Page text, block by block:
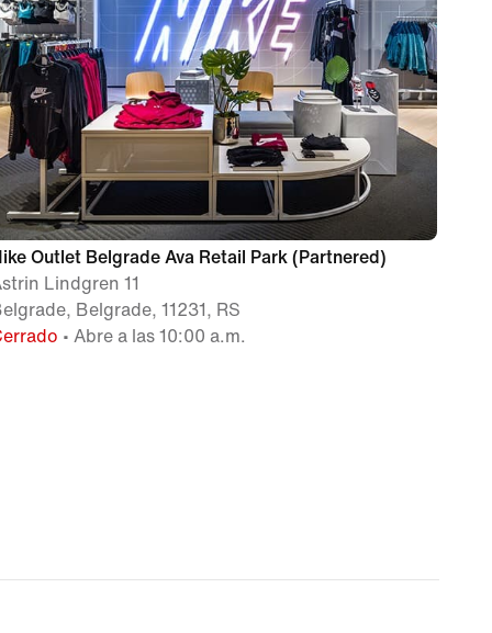
Outlet Belgrade Ava Retail Park (Partnered)
Lindgren 11
Belgrade, 11231, RS
• Abre a las 10:00 a.m.